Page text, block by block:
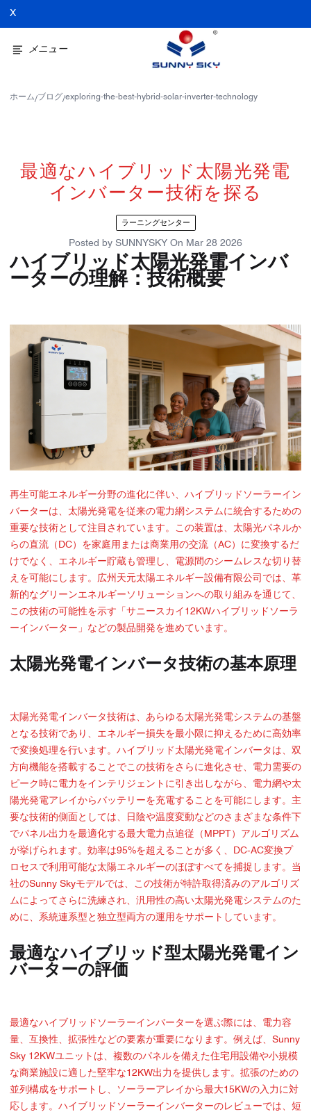
X
メニュー
ホーム/ブログ/exploring-the-best-hybrid-solar-inverter-technology
最適なハイブリッド太陽光発電
インバーター技術を探る
ラーニングセンター
Posted by SUNNYSKY On Mar 28 2026
ハイブリッド太陽光発電インバ
ーターの理解：技術概要
再生可能エネルギー分野の進化に伴い、ハイブリッドソーラーイン
バーターは、太陽光発電を従来の電力網システムに統合するための
重要な技術として注目されています。この装置は、太陽光パネルか
らの直流（DC）を家庭用または商業用の交流（AC）に変換するだ
けでなく、エネルギー貯蔵も管理し、電源間のシームレスな切り替
えを可能にします。広州天元太陽エネルギー設備有限公司では、革
新的なグリーンエネルギーソリューションへの取り組みを通じて、
この技術の可能性を示す「サニースカイ12KWハイブリッドソーラ
ーインバーター」などの製品開発を進めています。
太陽光発電インバータ技術の基本原理
太陽光発電インバータ技術は、あらゆる太陽光発電システムの基盤
となる技術であり、エネルギー損失を最小限に抑えるために高効率
で変換処理を行います。ハイブリッド太陽光発電インバータは、双
方向機能を搭載することでこの技術をさらに進化させ、電力需要の
ピーク時に電力をインテリジェントに引き出しながら、電力網や太
陽光発電アレイからバッテリーを充電することを可能にします。主
要な技術的側面としては、日陰や温度変動などのさまざまな条件下
でパネル出力を最適化する最大電力点追従（MPPT）アルゴリズム
が挙げられます。効率は95%を超えることが多く、DC-AC変換プ
ロセスで利用可能な太陽エネルギーのほぼすべてを捕捉します。当
社のSunny Skyモデルでは、この技術が特許取得済みのアルゴリズ
ムによってさらに洗練され、汎用性の高い太陽光発電システムのた
めに、系統連系型と独立型両方の運用をサポートしています。
最適なハイブリッド型太陽光発電イン
バーターの評価
最適なハイブリッドソーラーインバーターを選ぶ際には、電力容
量、互換性、拡張性などの要素が重要になります。例えば、Sunny
Sky 12KWユニットは、複数のパネルを備えた住宅用設備や小規模
な商業施設に適した堅牢な12KW出力を提供します。拡張のための
並列構成をサポートし、ソーラーアレイから最大15KWの入力に対
応します。ハイブリッドソーラーインバーターのレビューでは、短